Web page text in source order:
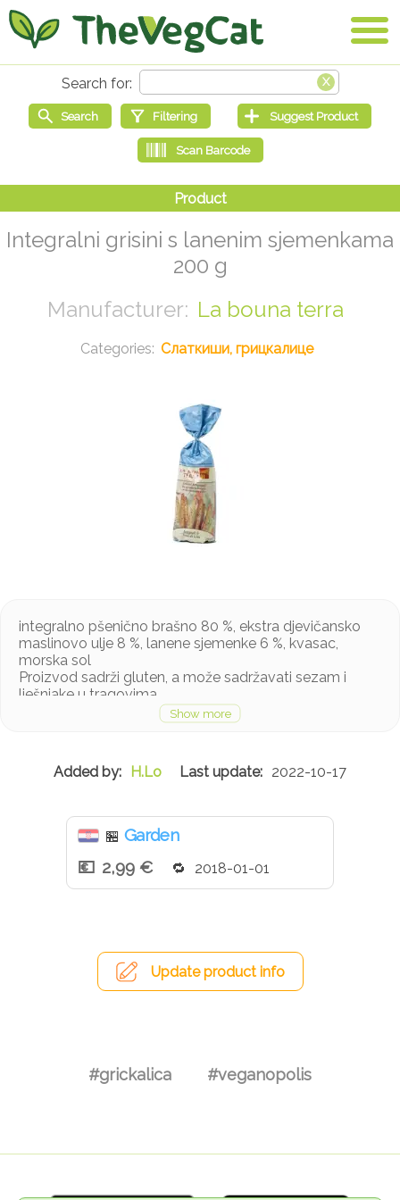
Integralni grisini s lanenim sjemenkama
200 g
La bouna terra
Слаткиши, грицкалице
integralno pšenično brašno 80 %, ekstra djevičansko
maslinovo ulje 8 %, lanene sjemenke 6 %, kvasac,
morska sol
Proizvod sadrži gluten, a može sadržavati sezam i
lješnjake u tragovima
H.Lo 2022-10-17
🏪 Garden
2,99 €
2018-01-01
Update product info
#grickalica #veganopolis